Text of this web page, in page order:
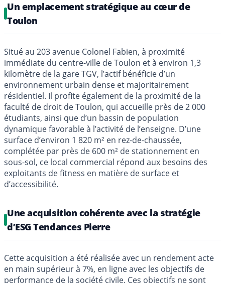
Un emplacement stratégique au cœur de
Toulon
Situé au 203 avenue Colonel Fabien, à proximité
immédiate du centre-ville de Toulon et à environ 1,3
kilomètre de la gare TGV, l’actif bénéficie d’un
environnement urbain dense et majoritairement
résidentiel. Il profite également de la proximité de la
faculté de droit de Toulon, qui accueille près de 2 000
étudiants, ainsi que d’un bassin de population
dynamique favorable à l’activité de l’enseigne. D’une
surface d’environ 1 820 m² en rez-de-chaussée,
complétée par près de 600 m² de stationnement en
sous-sol, ce local commercial répond aux besoins des
exploitants de fitness en matière de surface et
d’accessibilité.
Une acquisition cohérente avec la stratégie
d’ESG Tendances Pierre
Cette acquisition a été réalisée avec un rendement acte
en main supérieur à 7%, en ligne avec les objectifs de
performance de la société civile. Ces objectifs ne sont